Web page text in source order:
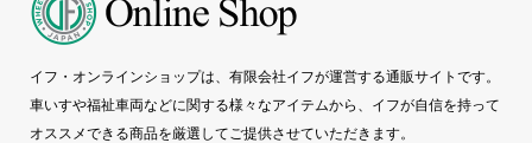
イフ・オンラインショップは、有限会社イフが運営する通販サイトです。
車いすや福祉車両などに関する様々なアイテムから、イフが自信を持って
オススメできる商品を厳選してご提供させていただきます。